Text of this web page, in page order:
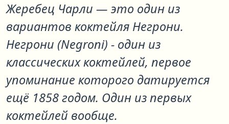
Жеребец Чарли — это один из
вариантов коктейля Негрони.
Негрони (Negroni) - один из
классических коктейлей, первое
упоминание которого датируется
ещё 1858 годом. Один из первых
коктейлей вообще.